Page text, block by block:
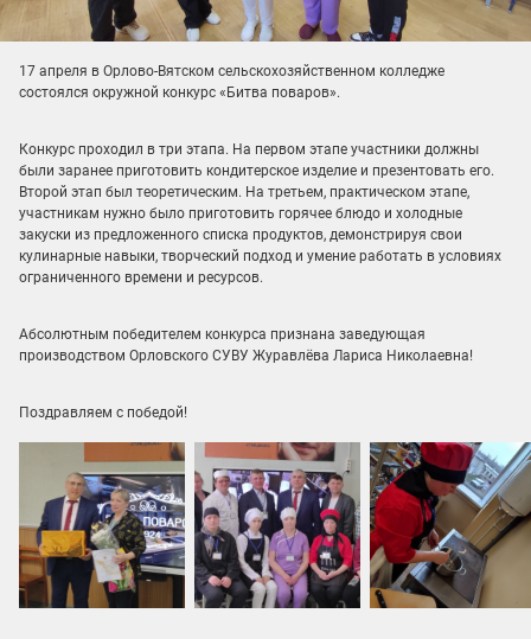
17 апреля в Орлово-Вятском сельскохозяйственном колледже
состоялся окружной конкурс «Битва поваров».
Конкурс проходил в три этапа. На первом этапе участники должны
были заранее приготовить кондитерское изделие и презентовать его.
Второй этап был теоретическим. На третьем, практическом этапе,
участникам нужно было приготовить горячее блюдо и холодные
закуски из предложенного списка продуктов, демонстрируя свои
кулинарные навыки, творческий подход и умение работать в условиях
ограниченного времени и ресурсов.
Абсолютным победителем конкурса признана заведующая
производством Орловского СУВУ Журавлёва Лариса Николаевна!
Поздравляем с победой!